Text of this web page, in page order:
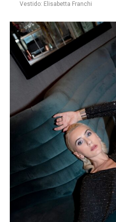
Vestido: Elisabetta Franchi